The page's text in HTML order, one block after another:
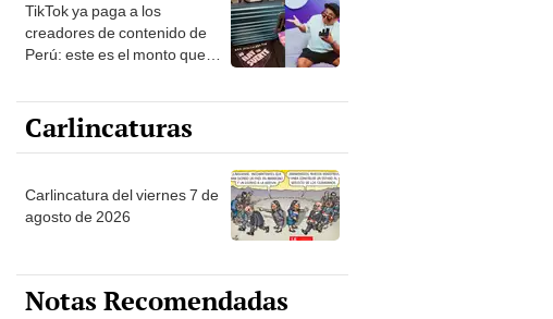
TikTok ya paga a los
creadores de contenido de
Perú: este es el monto que
1.000 vistas
Carlincaturas
Carlincatura del viernes 7 de
agosto de 2026
Notas Recomendadas